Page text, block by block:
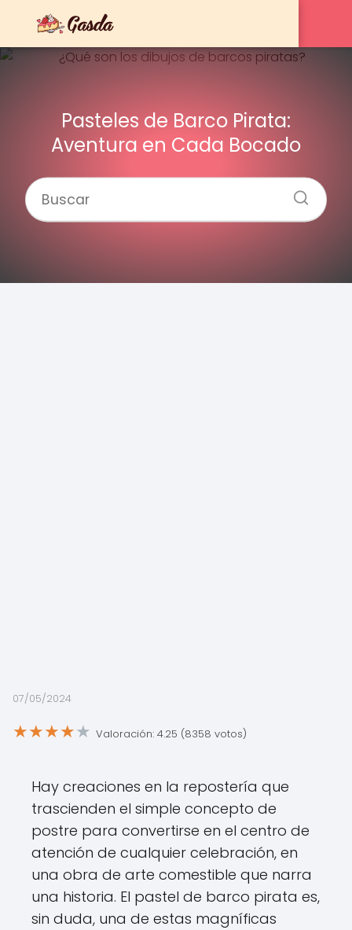
Pasteles de Barco Pirata:
Aventura en Cada Bocado
07/05/2024
★★★★★ Valoración: 4.25 (8358 votos)
Hay creaciones en la repostería que
trascienden el simple concepto de
postre para convertirse en el centro de
atención de cualquier celebración, en
una obra de arte comestible que narra
una historia. El pastel de barco pirata es,
sin duda, una de estas magníficas